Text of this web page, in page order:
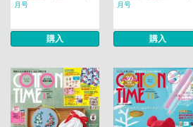
月号
購入
月号
購入